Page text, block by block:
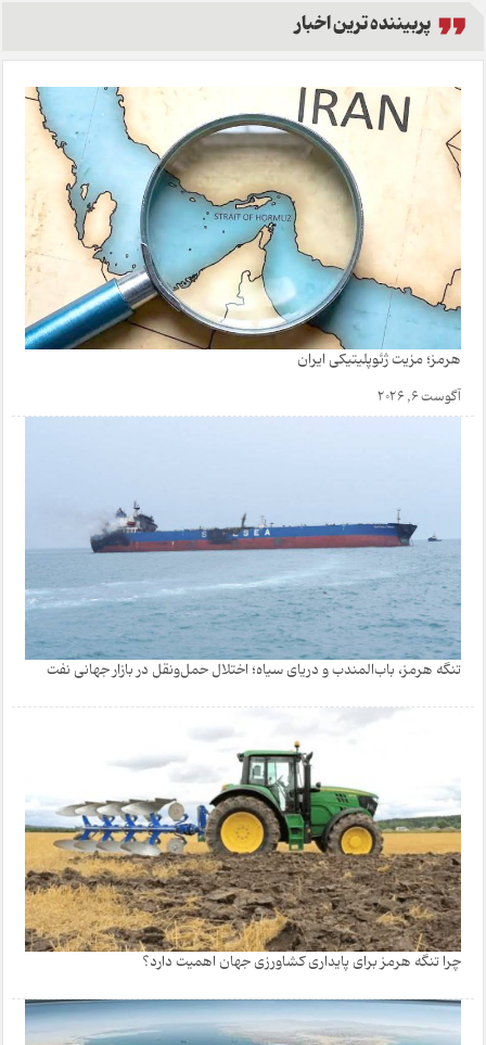
پربیننده ترین اخبار
هرمز؛ مزیت ژئوپلیتیکی ایران
آگوست 6, 2026
تنگه هرمز، باب‌المندب و دریای سیاه؛ اختلال حمل‌ونقل در بازار جهانی نفت
چرا تنگه هرمز برای پایداری کشاورزی جهان اهمیت دارد؟